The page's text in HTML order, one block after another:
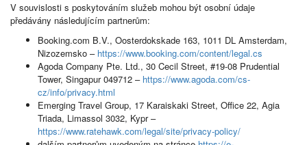
V souvislosti s poskytováním služeb mohou být osobní údaje
předávány následujícím partnerům:
Booking.com B.V., Oosterdokskade 163, 1011 DL Amsterdam,
Nizozemsko – https://www.booking.com/content/legal.cs
Agoda Company Pte. Ltd., 30 Cecil Street, #19-08 Prudential
Tower, Singapur 049712 – https://www.agoda.com/cs-
cz/info/privacy.html
Emerging Travel Group, 17 Karaiskaki Street, Office 22, Agia
Triada, Limassol 3032, Kypr –
https://www.ratehawk.com/legal/site/privacy-policy/